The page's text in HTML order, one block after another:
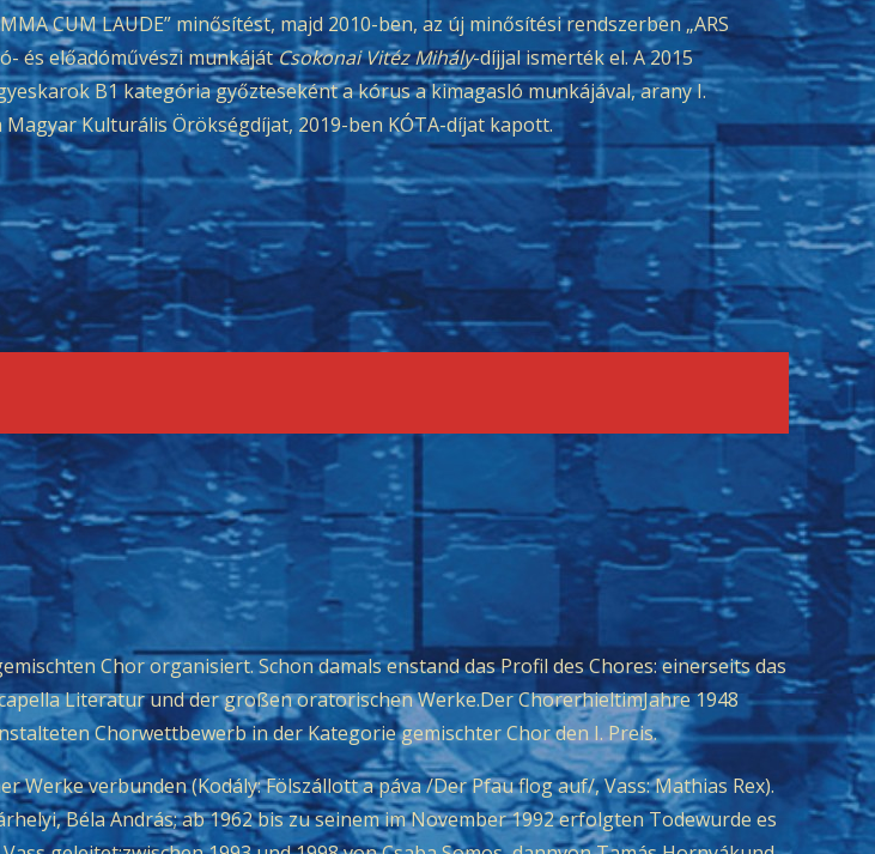
CUM LAUDE” minősítést, majd 2010-ben, az új minősítési rendszerben „ARS
és előadóművészi munkájátCsokonai Vitéz Mihály-díjjal ismerték el. A 2015
B1 kategória győzteseként a kórus a kimagasló munkájával, arany I.
Kulturális Örökségdíjat, 2019-ben KÓTA-díjat kapott.
Chor organisiert. Schon damals enstand das Profil des Chores: einerseits das
Literatur und der großen oratorischen Werke.Der ChorerhieltimJahre 1948
Chorwettbewerb in der Kategorie gemischter Chor den I. Preis.
verbunden (Kodály: Fölszállott a páva /Der Pfau flog auf/, Vass: Mathias Rex).
Béla András; ab 1962 bis zu seinem im November 1992 erfolgten Todewurde es